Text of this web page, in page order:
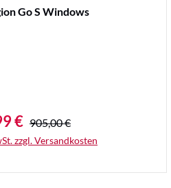
von 0 von 5 Sternen
Go S Windows
€ Regulärer Preis:
905,00 €
zzgl. Versandkosten